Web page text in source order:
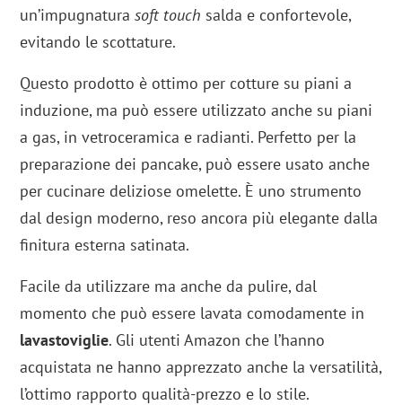
un’impugnaturasoft touch salda e confortevole,
evitando le scottature.
Questo prodotto è ottimo per cotture su piani a
induzione, ma può essere utilizzato anche su piani
a gas, in vetroceramica e radianti. Perfetto per la
preparazione dei pancake, può essere usato anche
per cucinare deliziose omelette. È uno strumento
dal design moderno, reso ancora più elegante dalla
finitura esterna satinata.
Facile da utilizzare ma anche da pulire, dal
momento che può essere lavata comodamente in
lavastoviglie. Gli utenti Amazon che l’hanno
acquistata ne hanno apprezzato anche la versatilità,
l’ottimo rapporto qualità-prezzo e lo stile.